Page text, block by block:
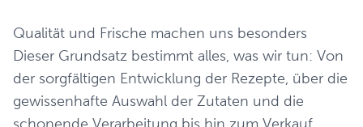
Qualität und Frische machen uns besonders
Dieser Grundsatz bestimmt alles, was wir tun: Von
der sorgfältigen Entwicklung der Rezepte, über die
gewissenhafte Auswahl der Zutaten und die
schonende Verarbeitung bis hin zum Verkauf